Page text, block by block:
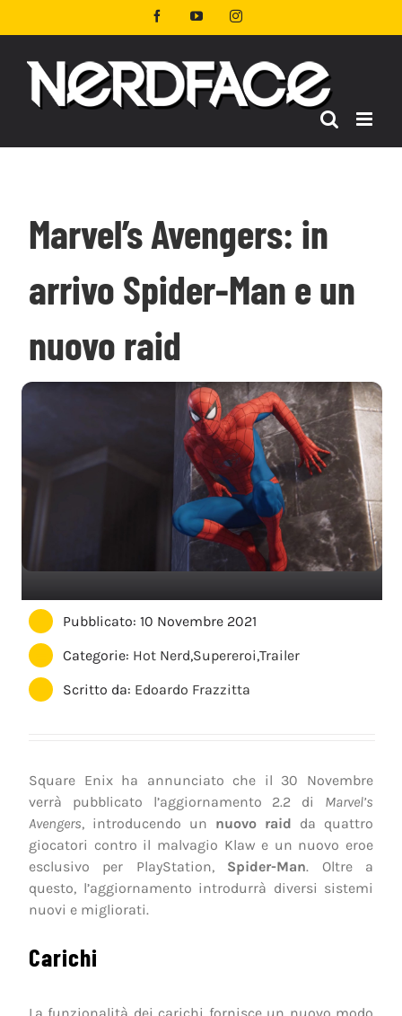
al
FacebookYouTubeInstagram
Marvel’s Avengers: in
arrivo Spider-Man e un
nuovo raid
Pubblicato: 10 Novembre 2021
Categorie: Hot Nerd,Supereroi,Trailer
Scritto da: Edoardo Frazzitta
Square Enix ha annunciato che il 30 Novembre
verrà pubblicato l’aggiornamento 2.2 di Marvel’s
Avengers, introducendo un nuovo raid da quattro
giocatori contro il malvagio Klaw e un nuovo eroe
esclusivo per PlayStation, Spider-Man. Oltre a
questo, l’aggiornamento introdurrà diversi sistemi
nuovi e migliorati.
Carichi